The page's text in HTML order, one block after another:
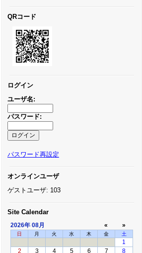
QRコード
ログイン
ユーザ名:
パスワード:
パスワード再設定
オンラインユーザ
ゲストユーザ: 103
Site Calendar
2026年 08月 « »
日 月 火 水 木 金 土
1
2
3 4 5 6 7
8